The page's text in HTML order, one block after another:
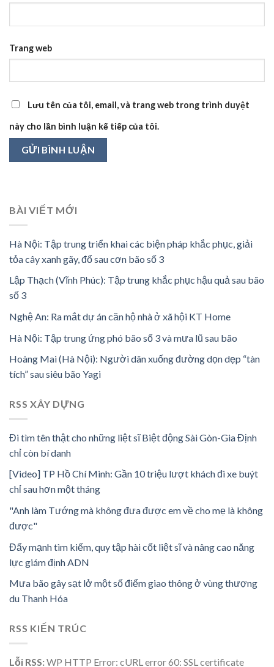
Trang web
Lưu tên của tôi, email, và trang web trong trình duyệt
này cho lần bình luận kế tiếp của tôi.
BÀI VIẾT MỚI
Hà Nội: Tập trung triển khai các biện pháp khắc phục, giải
tỏa cây xanh gãy, đổ sau cơn bão số 3
Lập Thạch (Vĩnh Phúc): Tập trung khắc phục hậu quả sau bão
số 3
Nghệ An: Ra mắt dự án căn hộ nhà ở xã hội KT Home
Hà Nội: Tập trung ứng phó bão số 3 và mưa lũ sau bão
Hoàng Mai (Hà Nội): Người dân xuống đường dọn dẹp “tàn
tích” sau siêu bão Yagi
RSS XÂY DỰNG
Đi tìm tên thật cho những liệt sĩ Biệt động Sài Gòn-Gia Định
chỉ còn bí danh
[Video] TP Hồ Chí Minh: Gần 10 triệu lượt khách đi xe buýt
chỉ sau hơn một tháng
"Anh làm Tướng mà không đưa được em về cho mẹ là không
được"
Đẩy mạnh tìm kiếm, quy tập hài cốt liệt sĩ và nâng cao năng
lực giám định ADN
Mưa bão gây sạt lở một số điểm giao thông ở vùng thượng
du Thanh Hóa
RSS KIẾN TRÚC
Lỗi RSS:WP HTTP Error: cURL error 60: SSL certificate